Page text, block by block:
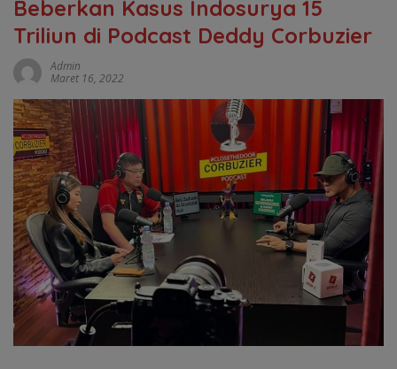
Beberkan Kasus Indosurya 15
Triliun di Podcast Deddy Corbuzier
Admin
Maret 16, 2022